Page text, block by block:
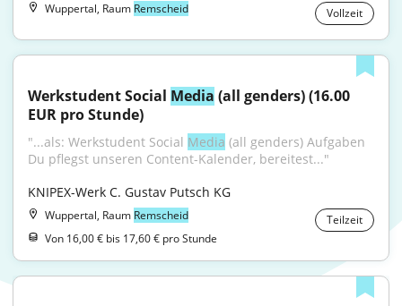
Wuppertal, Raum Remscheid Vollzeit
Werkstudent Social Media (all genders) (16.00
EUR pro Stunde)
"...als: Werkstudent Social Media (all genders) Aufgaben
Du pflegst unseren Content-Kalender, bereitest..."
KNIPEX-Werk C. Gustav Putsch KG
Wuppertal, Raum Remscheid
Teilzeit
Von 16,00 € bis 17,60 € pro Stunde